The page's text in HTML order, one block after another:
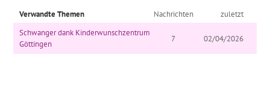
Verwandte Themen Nachrichten
zuletzt
Schwanger dank Kinderwunschzentrum
Göttingen
7 02/04/2026